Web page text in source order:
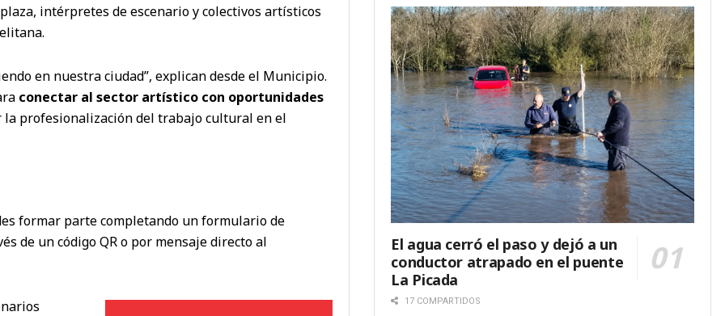
intérpretes de escenario y colectivos artísticos
en nuestra ciudad”, explican desde el Municipio.
conectar al sector artístico con oportunidades
profesionalización del trabajo cultural en el
formar parte completando un formulario de
de un código QR o por mensaje directo al
El agua cerró el paso y dejó a un
conductor atrapado en el puente
La Picada
17 COMPARTIDOS